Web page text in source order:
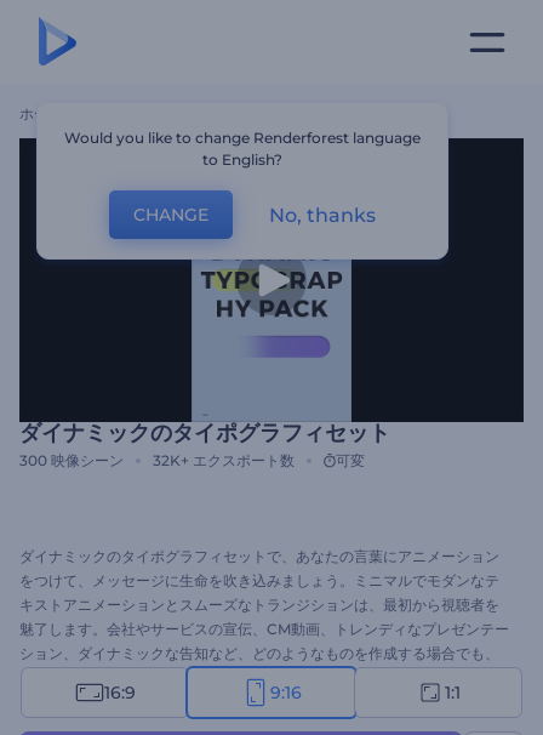
ホーム
ダイナミックのタイポグラフィセット
300 映像シーン 32K+ エクスポート数 可変
ダイナミックのタイポグラフィセットで、あなたの言葉にアニメーション
をつけて、メッセージに生命を吹き込みましょう。ミニマルでモダンなテ
キストアニメーションとスムーズなトランジションは、最初から視聴者を
魅了します。会社やサービスの宣伝、CM動画、トレンディなプレゼンテー
ション、ダイナミックな告知など、どのようなものを作成する場合でも、
この汎用性の高いテンプレートが最適です。シーンを選び、テキスト、メ
ディアファイル、BGMで個性化してください。今すぐお試しを！
16:9 9:16 1:1
Would you like to change Renderforest language
to English?
CHANGE No, thanks